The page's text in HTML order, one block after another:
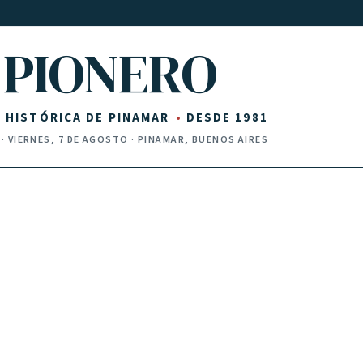
PIONERO
HISTÓRICA DE PINAMAR DESDE 1981
· VIERNES, 7 DE AGOSTO · PINAMAR, BUENOS AIRES